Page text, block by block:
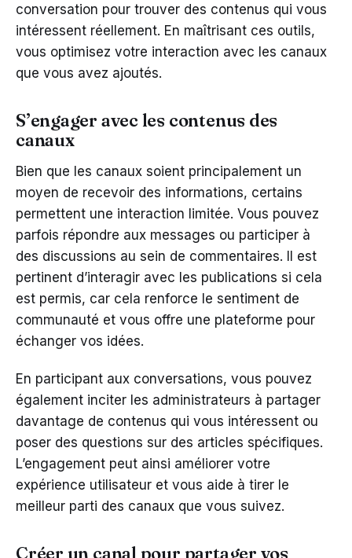
conversation pour trouver des contenus qui vous
intéressent réellement. En maîtrisant ces outils,
vous optimisez votre interaction avec les canaux
que vous avez ajoutés.
S’engager avec les contenus des
canaux
Bien que les canaux soient principalement un
moyen de recevoir des informations, certains
permettent une interaction limitée. Vous pouvez
parfois répondre aux messages ou participer à
des discussions au sein de commentaires. Il est
pertinent d’interagir avec les publications si cela
est permis, car cela renforce le sentiment de
communauté et vous offre une plateforme pour
échanger vos idées.
En participant aux conversations, vous pouvez
également inciter les administrateurs à partager
davantage de contenus qui vous intéressent ou
poser des questions sur des articles spécifiques.
L’engagement peut ainsi améliorer votre
expérience utilisateur et vous aide à tirer le
meilleur parti des canaux que vous suivez.
Créer un canal pour partager vos